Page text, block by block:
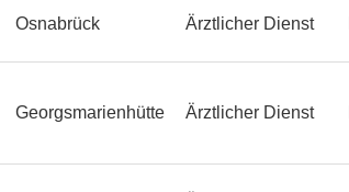
Osnabrück Ärztlicher Dienst
Georgsmarienhütte Ärztlicher Dienst